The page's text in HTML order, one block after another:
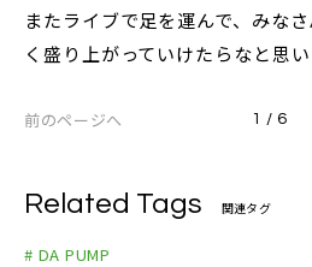
またライブで足を運んで、みな
く盛り上がっていけたらなと思い
前のページへ 1 / 6
Related Tags 関連タグ
# DA PUMP